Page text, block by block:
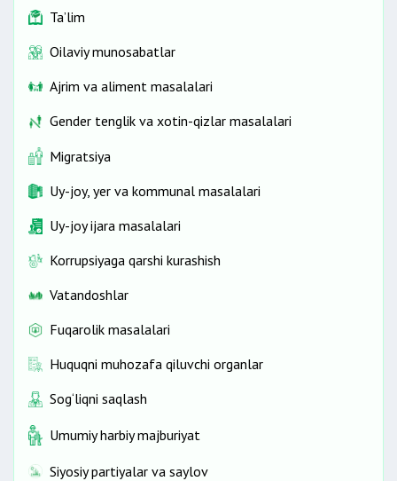
Ta’lim
Oilaviy munosabatlar
Ajrim va aliment masalalari
Gender tenglik va xotin-qizlar masalalari
Migratsiya
Uy-joy, yer va kommunal masalalari
Uy-joy ijara masalalari
Korrupsiyaga qarshi kurashish
Vatandoshlar
Fuqarolik masalalari
Huquqni muhozafa qiluvchi organlar
Sog‘liqni saqlash
Umumiy harbiy majburiyat
Siyosiy partiyalar va saylov